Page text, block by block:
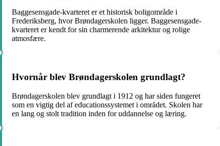
Baggesensgade-kvarteret er et historisk boligområde i
Frederiksberg, hvor Brøndagerskolen ligger. Baggesensgade-
kvarteret er kendt for sin charmerende arkitektur og rolige
atmosfære.
Hvornår blev Brøndagerskolen grundlagt?
Brøndagerskolen blev grundlagt i 1912 og har siden fungeret
som en vigtig del af educationssystemet i området. Skolen har
en lang og stolt tradition inden for uddannelse og læring.